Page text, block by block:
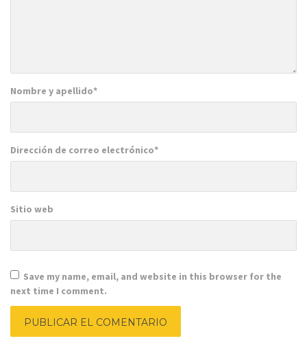
Nombre y apellido*
Dirección de correo electrónico*
Sitio web
Save my name, email, and website in this browser for the
next time I comment.